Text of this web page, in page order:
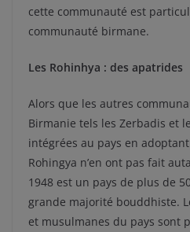
cette communauté est
communauté birmane.
Les Rohinhya : des apatrides
Alors que les autres
Birmanie tels les Zerbadis et
intégrées au pays en
Rohingya n’en ont pas fait
1948 est un pays de plus de
grande majorité bouddhiste.
et musulmanes du pays sont